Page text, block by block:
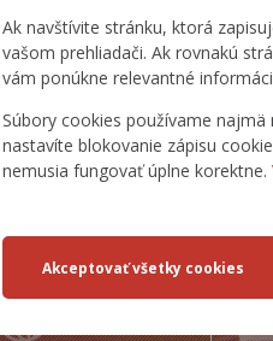
Ak navštívite stránku, ktorá
vašom prehliadači. Ak rovnakú
vám ponúkne relevantné
Súbory cookies používame
nastavíte blokovanie zápisu
nemusia fungovať úplne korektne.
16
23
30
6
INSPIRE